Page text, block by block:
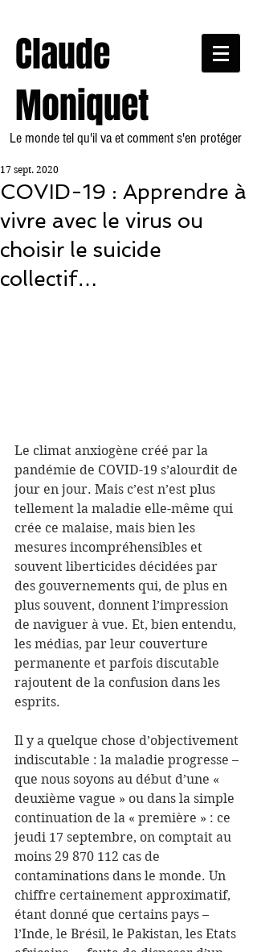
Claude
Moniquet
Le monde tel qu'il va et comment s'en protéger
COVID-19 : Apprendre à
vivre avec le virus ou
choisir le suicide
collectif…
17 sept. 2020
Le climat anxiogène créé par la
pandémie de COVID-19 s’alourdit de
jour en jour. Mais c’est n’est plus
tellement la maladie elle-même qui
crée ce malaise, mais bien les
mesures incompréhensibles et
souvent liberticides décidées par
des gouvernements qui, de plus en
plus souvent, donnent l’impression
de naviguer à vue. Et, bien entendu,
les médias, par leur couverture
permanente et parfois discutable
rajoutent de la confusion dans les
esprits.
Il y a quelque chose d’objectivement
indiscutable : la maladie progresse –
que nous soyons au début d’une «
deuxième vague » ou dans la simple
continuation de la « première » : ce
jeudi 17 septembre, on comptait au
moins 29 870 112 cas de
contaminations dans le monde. Un
chiffre certainement approximatif,
étant donné que certains pays –
l’Inde, le Brésil, le Pakistan, les Etats